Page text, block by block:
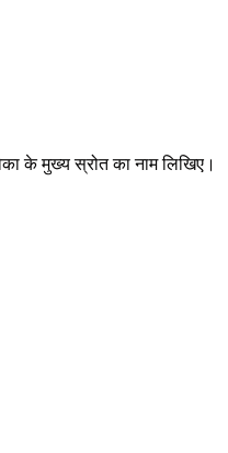
के मुख्य स्रोत का नाम लिखिए।